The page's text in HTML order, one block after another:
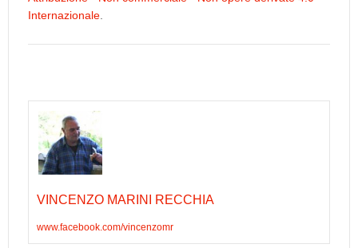
Internazionale.
VINCENZO MARINI RECCHIA
www.facebook.com/vincenzomr